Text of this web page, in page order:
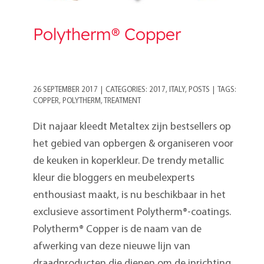
Polytherm® Copper
26 SEPTEMBER 2017 CATEGORIES: 2017, ITALY, POSTS
TAGS:
COPPER, POLYTHERM, TREATMENT
Dit najaar kleedt Metaltex zijn bestsellers op
het gebied van opbergen & organiseren voor
de keuken in koperkleur. De trendy metallic
kleur die bloggers en meubelexperts
enthousiast maakt, is nu beschikbaar in het
exclusieve assortiment Polytherm®-coatings.
Polytherm® Copper is de naam van de
afwerking van deze nieuwe lijn van